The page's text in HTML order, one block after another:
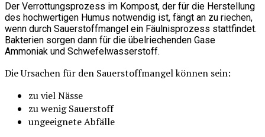
Der Verrottungsprozess im Kompost, der für die Herstellung
des hochwertigen Humus notwendig ist, fängt an zu riechen,
wenn durch Sauerstoffmangel ein Fäulnisprozess stattfindet.
Bakterien sorgen dann für die übelriechenden Gase
Ammoniak und Schwefelwasserstoff.
Die Ursachen für den Sauerstoffmangel können sein:
zu viel Nässe
zu wenig Sauerstoff
ungeeignete Abfälle